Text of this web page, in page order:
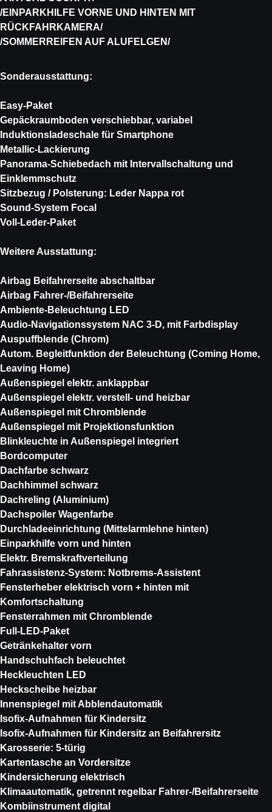
/EINPARKHILFE VORNE UND HINTEN MIT
RÜCKFAHRKAMERA/
/SOMMERREIFEN AUF ALUFELGEN/
Sonderausstattung:
Easy-Paket
Gepäckraumboden verschiebbar, variabel
Induktionsladeschale für Smartphone
Metallic-Lackierung
Panorama-Schiebedach mit Intervallschaltung und
Einklemmschutz
Sitzbezug / Polsterung: Leder Nappa rot
Sound-System Focal
Voll-Leder-Paket
Weitere Ausstattung:
Airbag Beifahrerseite abschaltbar
Airbag Fahrer-/Beifahrerseite
Ambiente-Beleuchtung LED
Audio-Navigationssystem NAC 3-D, mit Farbdisplay
Auspuffblende (Chrom)
Autom. Begleitfunktion der Beleuchtung (Coming Home,
Leaving Home)
Außenspiegel elektr. anklappbar
Außenspiegel elektr. verstell- und heizbar
Außenspiegel mit Chromblende
Außenspiegel mit Projektionsfunktion
Blinkleuchte in Außenspiegel integriert
Bordcomputer
Dachfarbe schwarz
Dachhimmel schwarz
Dachreling (Aluminium)
Dachspoiler Wagenfarbe
Durchladeeinrichtung (Mittelarmlehne hinten)
Einparkhilfe vorn und hinten
Elektr. Bremskraftverteilung
Fahrassistenz-System: Notbrems-Assistent
Fensterheber elektrisch vorn + hinten mit
Komfortschaltung
Fensterrahmen mit Chromblende
Full-LED-Paket
Getränkehalter vorn
Handschuhfach beleuchtet
Heckleuchten LED
Heckscheibe heizbar
Innenspiegel mit Abblendautomatik
Isofix-Aufnahmen für Kindersitz
Isofix-Aufnahmen für Kindersitz an Beifahrersitz
Karosserie: 5-türig
Kartentasche an Vordersitze
Kindersicherung elektrisch
Klimaautomatik, getrennt regelbar Fahrer-/Beifahrerseite
Kombiinstrument digital